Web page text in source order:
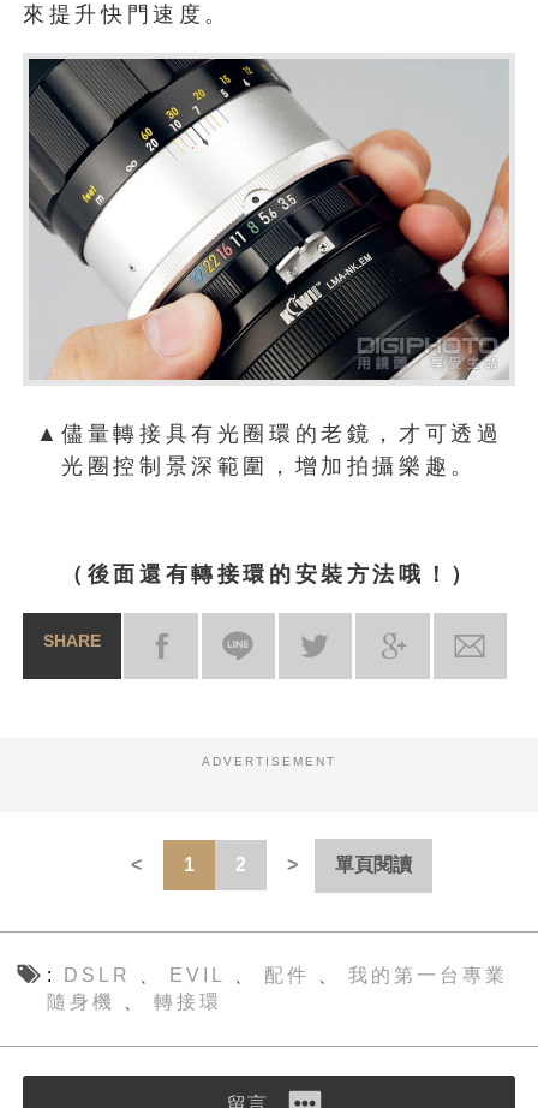
來提升快門速度。
▲儘量轉接具有光圈環的老鏡，才可透過
光圈控制景深範圍，增加拍攝樂趣。
（後面還有轉接環的安裝方法哦！）
SHARE
ADVERTISEMENT
1 2 單頁閱讀
DSLR EVIL 配件
我的第一台專業
隨身機
、轉接環
留言